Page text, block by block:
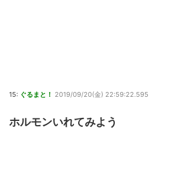
15: ぐるまと！ 2019/09/20(金) 22:59:22.595
ホルモンいれてみよう